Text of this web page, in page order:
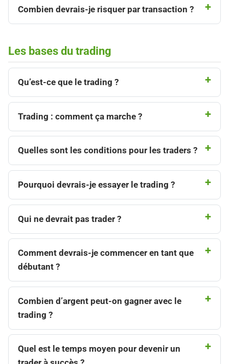
Combien devrais-je risquer par transaction ?
Les bases du trading
Qu’est-ce que le trading ?
Trading : comment ça marche ?
Quelles sont les conditions pour les traders ?​
Pourquoi devrais-je essayer le trading ?
Qui ne devrait pas trader ?
Comment devrais-je commencer en tant que
débutant ?
Combien d’argent peut-on gagner avec le
trading ?
Quel est le temps moyen pour devenir un